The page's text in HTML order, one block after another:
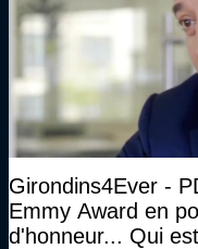
Girondins4Ever -
Emmy Award en
d'honneur... Qui